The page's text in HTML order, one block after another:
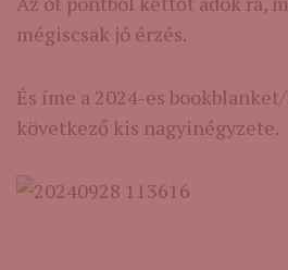
mégiscsak jó érzés.
És íme a 2024-es
következő kis nagyinégyzete.